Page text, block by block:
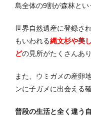
島全体の9割が森林とい
世界自然遺産に登録さ
もいわれる縄文杉や美
どの見所がたくさんあり
また、ウミガメの産卵
ンに子ガメに出会える
普段の生活と全く違う